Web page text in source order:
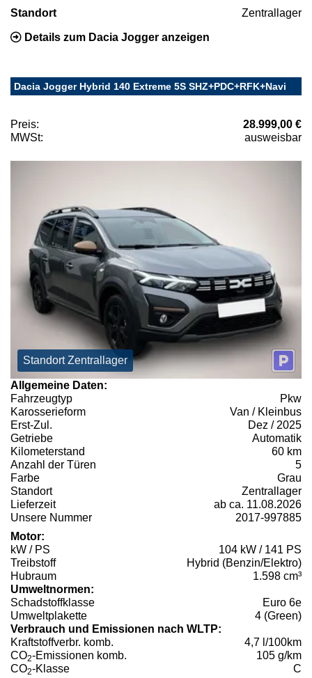
Standort Zentrallager
Details zum Dacia Jogger anzeigen
Dacia Jogger Hybrid 140 Extreme 5S SHZ+PDC+RFK+Navi
Preis:
28.999,00 €
MWSt:
ausweisbar
Standort Zentrallager
Allgemeine Daten:
Fahrzeugtyp
Pkw
Karosserieform
Van / Kleinbus
Erst-Zul.
Dez / 2025
Getriebe
Automatik
Kilometerstand
60 km
Anzahl der Türen
5
Farbe
Grau
Standort
Zentrallager
Lieferzeit
ab ca. 11.08.2026
Unsere Nummer
2017-997885
Motor:
kW / PS
104 kW / 141 PS
Treibstoff
Hybrid (Benzin/Elektro)
Hubraum
1.598 cm³
Umweltnormen:
Schadstoffklasse
Euro 6e
Umweltplakette
4 (Green)
Verbrauch und Emissionen nach WLTP:
Kraftstoffverbr. komb.
4,7 l/100km
CO2-Emissionen komb.
105 g/km
CO2-Klasse C